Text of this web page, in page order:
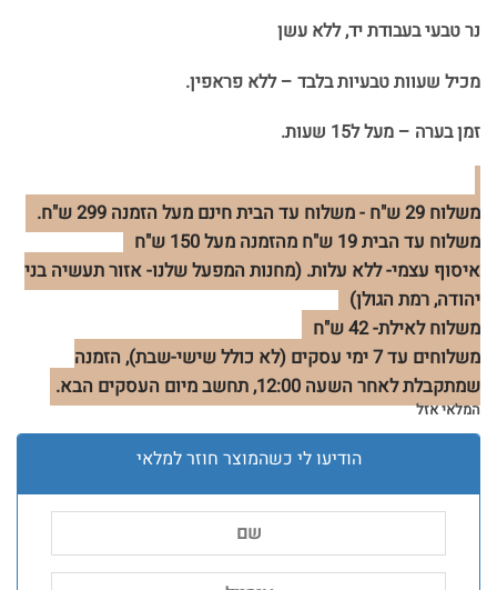
נר טבעי בעבודת יד, ללא עשן
מכיל שעוות טבעיות בלבד – ללא פראפין.
זמן בערה – מעל ל15 שעות.
משלוח 29 ש"ח - משלוח עד הבית חינם מעל הזמנה 299 ש"ח.
משלוח עד הבית 19 ש"ח מהזמנה מעל 150 ש"ח
איסוף עצמי- ללא עלות. (מחנות המפעל שלנו- אזור תעשיה בני
יהודה, רמת הגולן)
משלוח לאילת- 42 ש"ח
משלוחים עד 7 ימי עסקים (לא כולל שישי-שבת), הזמנה
שמתקבלת לאחר השעה 12:00, תחשב מיום העסקים הבא.
המלאי אזל
הודיעו לי כשהמוצר חוזר למלאי